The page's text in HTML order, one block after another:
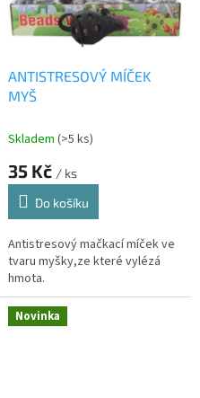
ANTISTRESOVÝ MÍČEK
MYŠ
Skladem (>5 ks)
35 Kč / ks
Do košíku
Antistresový mačkací míček ve
tvaru myšky,ze které vylézá
hmota.
Novinka